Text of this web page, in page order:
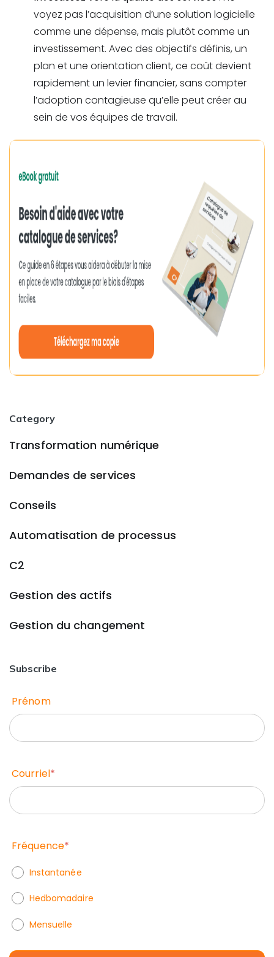
voyez pas l’acquisition d’une solution logicielle
comme une dépense, mais plutôt comme un
investissement. Avec des objectifs définis, un
plan et une orientation client, ce coût devient
rapidement un levier financier, sans compter
l’adoption contagieuse qu’elle peut créer au
sein de vos équipes de travail.
Category
Transformation numérique
Demandes de services
Conseils
Automatisation de processus
C2
Gestion des actifs
Gestion du changement
Subscribe
Prénom
Courriel*
Fréquence*
Instantanée
Hedbomadaire
Mensuelle